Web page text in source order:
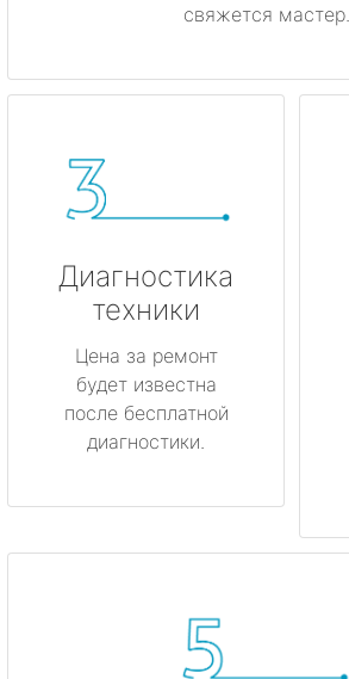
свяжется мастер.
Диагностика
техники
Цена за ремонт
будет известна
после бесплатной
диагностики.